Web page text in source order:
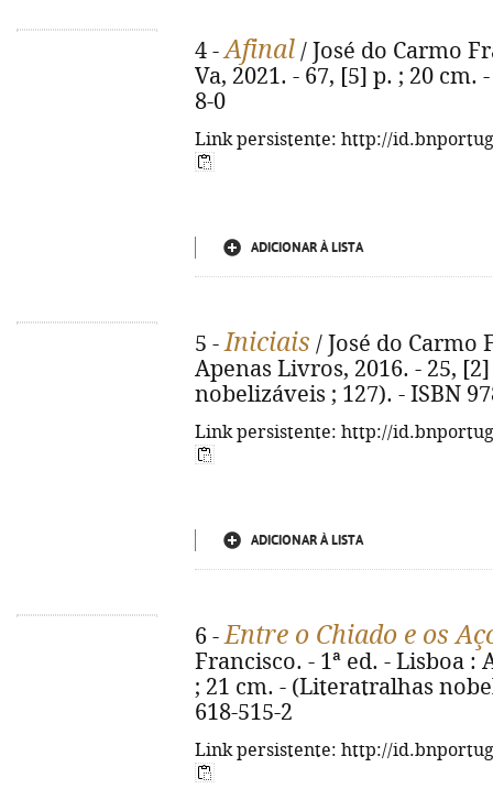
4 -Afinal / José do Carmo
Va, 2021. - 67, [5] p. ; 20 cm.
8-0
Link persistente: http://
ADICIONAR À LISTA
5 -Iniciais / José do Carmo
Apenas Livros, 2016. - 25,
nobelizáveis ; 127). - ISBN
Link persistente: http://
ADICIONAR À LISTA
6 -Entre o Chiado e os
Francisco. - 1ª ed. - Lisboa :
; 21 cm. - (Literatralhas
618-515-2
Link persistente: http://